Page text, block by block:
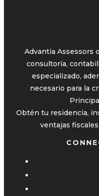
Advantia Assessors
consultoría,
especializado,
necesario para la
Obtén tu residencia,
ventajas